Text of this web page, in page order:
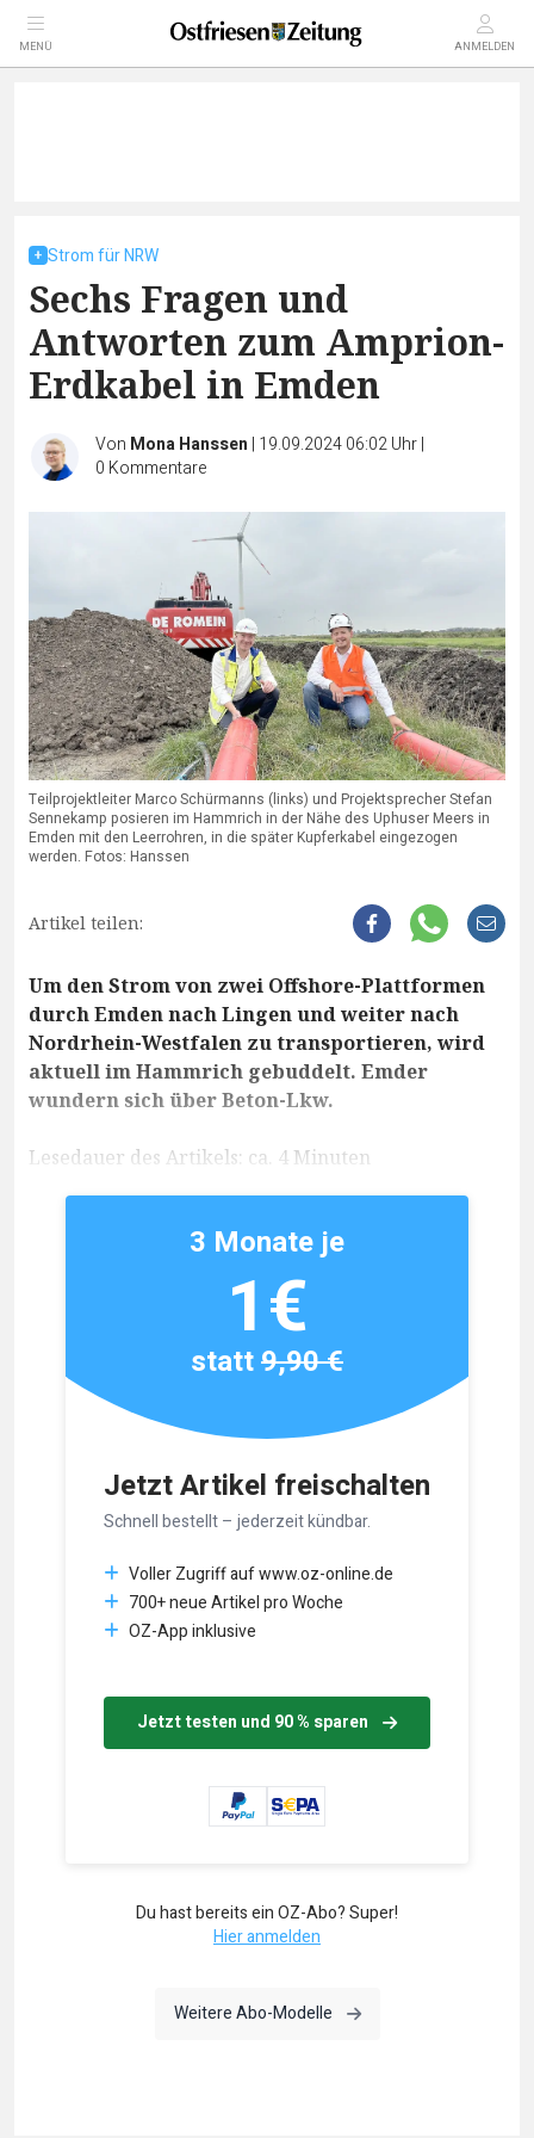
MENÜ ANMELDEN
Strom für NRW
Sechs Fragen und
Antworten zum Amprion-
Erdkabel in Emden
Von Mona Hanssen | 19.09.2024 06:02 Uhr|
0 Kommentare
Teilprojektleiter Marco Schürmanns (links) und Projektsprecher Stefan
Sennekamp posieren im Hammrich in der Nähe des Uphuser Meers in
Emden mit den Leerrohren, in die später Kupferkabel eingezogen
werden. Fotos: Hanssen
Artikel teilen:
Um den Strom von zwei Offshore-Plattformen
durch Emden nach Lingen und weiter nach
Nordrhein-Westfalen zu transportieren, wird
aktuell im Hammrich gebuddelt. Emder
wundern sich über Beton-Lkw.
Lesedauer des Artikels: ca. 4 Minuten
Jetzt Artikel freischalten
Schnell bestellt – jederzeit kündbar.
Voller Zugriff auf www.oz-online.de
700+ neue Artikel pro Woche
OZ-App inklusive
Jetzt testen und 90 % sparen
3 Monate je
1€
statt9,90 €
Du hast bereits ein OZ-Abo? Super!
Hier anmelden
Weitere Abo-Modelle